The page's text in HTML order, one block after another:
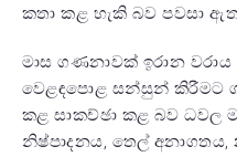
කතා කළ හැකි බව පවසා
මාස ගණනාවක් ඉරාන
වෙළඳපොළ සන්සුන් කිරීමට
කළ සාකච්ඡා කළ බව ධවල
නිෂ්පාදනය, තෙල් අනාගතය,